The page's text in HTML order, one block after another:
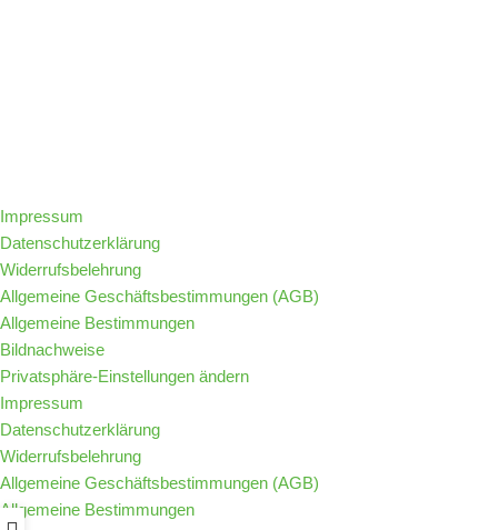
Impressum
Datenschutzerklärung
Widerrufsbelehrung
Allgemeine Geschäftsbestimmungen (AGB)
Allgemeine Bestimmungen
Bildnachweise
Privatsphäre-Einstellungen ändern
Impressum
Datenschutzerklärung
Widerrufsbelehrung
Allgemeine Geschäftsbestimmungen (AGB)
Allgemeine Bestimmungen